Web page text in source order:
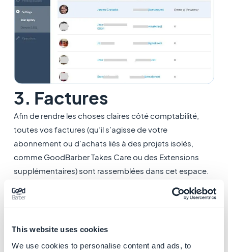
This website uses cookies
We use cookies to personalise content and ads, to
3. Factures
Afin de rendre les choses claires côté comptabilité,
toutes vos factures (qu’il s’agisse de votre
abonnement ou d’achats liés à des projets isolés,
comme GoodBarber Takes Care ou des Extensions
supplémentaires) sont rassemblées dans cet espace.
attente.